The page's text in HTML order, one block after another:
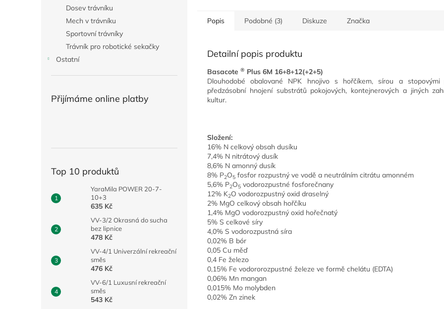
Dosev trávníku
Mech v trávníku
Sportovní trávníky
Trávník pro robotické sekačky
Ostatní
Přijímáme online platby
Top 10 produktů
YaraMila POWER 20-7-
10+3
635 Kč
VV-3/2 Okrasná do sucha
bez lipnice
478 Kč
VV-4/1 Univerzální rekreační
směs
476 Kč
VV-6/1 Luxusní rekreační
směs
543 Kč
Popis Podobné (3) Diskuze Značka
Detailní popis produktu
Basacote ® Plus 6M 16+8+12(+2+5)
Dlouhodobé obalované NPK hnojivo s hořčíkem, sírou a
předzásobní hnojení substrátů pokojových, kontejnerových a jiných
kultur.
Složení:
16% N celkový obsah dusíku
7,4% N nitrátový dusík
8,6% N amonný dusík
8% P2O5 fosfor rozpustný ve vodě a neutrálním citrátu amonném
5,6% P2O5 vodorozpustné fosforečnany
12% K2O vodorozpustný oxid draselný
2% MgO celkový obsah hořčíku
1,4% MgO vodorozpustný oxid hořečnatý
5% S celkové síry
4,0% S vodorozpustná síra
0,02% B bór
0,05 Cu měď
0,4 Fe železo
0,15% Fe vodororozpustné železe ve formě chelátu (EDTA)
0,06% Mn mangan
0,015% Mo molybden
0,02% Zn zinek